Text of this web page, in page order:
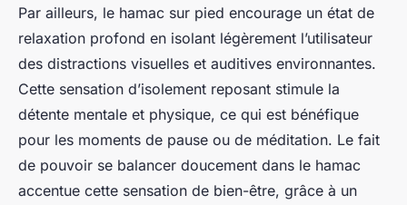
Par ailleurs, le hamac sur pied encourage un état de
relaxation profond en isolant légèrement l’utilisateur
des distractions visuelles et auditives environnantes.
Cette sensation d’isolement reposant stimule la
détente mentale et physique, ce qui est bénéfique
pour les moments de pause ou de méditation. Le fait
de pouvoir se balancer doucement dans le hamac
accentue cette sensation de bien-être, grâce à un